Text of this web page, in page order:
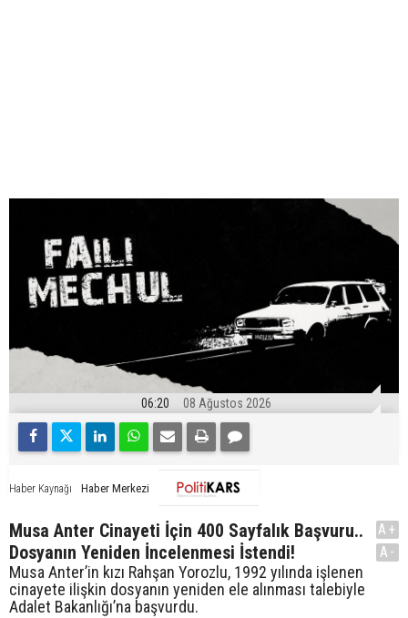
06:20 08 Ağustos 2026
Haber Kaynağı Haber Merkezi
Musa Anter Cinayeti İçin 400 Sayfalık Başvuru..
Dosyanın Yeniden İncelenmesi İstendi!
Musa Anter’in kızı Rahşan Yorozlu, 1992 yılında işlenen
cinayete ilişkin dosyanın yeniden ele alınması talebiyle
Adalet Bakanlığı’na başvurdu.
A+
A-